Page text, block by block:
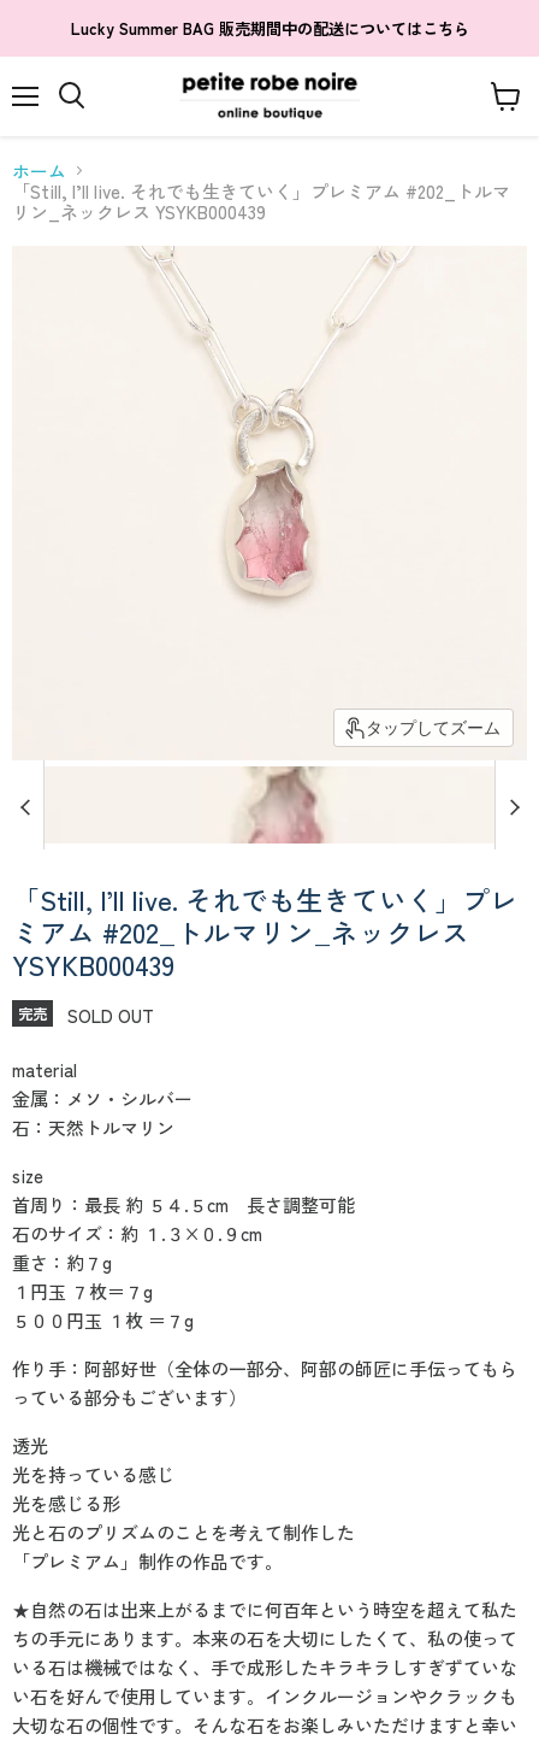
Lucky Summer BAG 販売期間中の配送についてはこちら
ー
る
見
ホーム
「Still, I’ll live. それでも生きていく」プレミアム #202_トルマ
リン_ネックレス YSYKB000439
タップしてズーム
「Still, I’ll live. それでも生きていく」プレ
ミアム #202_トルマリン_ネックレス
YSYKB000439
完売 SOLD OUT
material
金属：メソ・シルバー
石：天然トルマリン
size
首周り：最長 約 ５４.５cm 長さ調整可能
石のサイズ：約 １.３×０.９cm
重さ：約７g
１円玉 ７枚＝７g
５００円玉 １枚 ＝７g
作り手：阿部好世（全体の一部分、阿部の師匠に手伝ってもら
っている部分もございます）
透光
光を持っている感じ
光を感じる形
光と石のプリズムのことを考えて制作した
「プレミアム」制作の作品です。
★自然の石は出来上がるまでに何百年という時空を超えて私た
ちの手元にあります。本来の石を大切にしたくて、私の使って
いる石は機械ではなく、手で成形したキラキラしすぎずていな
い石を好んで使用しています。インクルージョンやクラックも
大切な石の個性です。そんな石をお楽しみいただけますと幸い